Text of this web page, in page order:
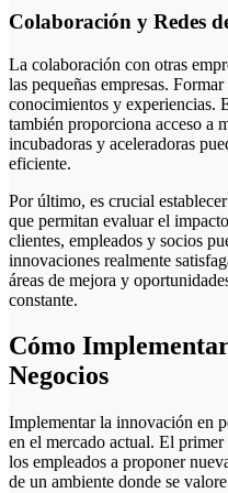
Colaboración y Redes
La colaboración con otras
las pequeñas empresas.
conocimientos y experiencias.
también proporciona acceso a
incubadoras y aceleradoras
eficiente.
Por último, es crucial establecer
que permitan evaluar el
clientes, empleados y socios
innovaciones realmente
áreas de mejora y
constante.
Cómo
Negocios
Implementar la innovación en
en el mercado actual. El primer
los empleados a proponer
de un ambiente donde se